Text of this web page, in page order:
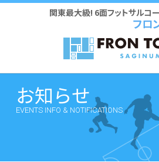
関東最大級! 6面フットサルコ
フロ
お知らせ
EVENTS INFO & NOTIFICATIONS